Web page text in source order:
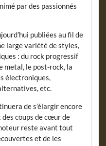
par des passionnés
publiées au fil de
large variété de styles,
: du rock progressif
metal, le post-rock, la
électroniques,
etc.
de s’élargir encore
coups de cœur de
reste avant tout
et de les